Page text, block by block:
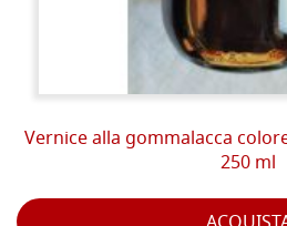
Vernice alla gommalacca
250 ml